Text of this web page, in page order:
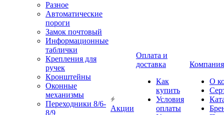
Разное
Автоматические
пороги
Замок почтовый
Информационные
таблички
Крепления для
ручек
Кронштейны
Оконные
механизмы
Переходники 8/6-
8/9
Акции
Оплата и
доставка
Как
купить
Условия
оплаты
Компания
О